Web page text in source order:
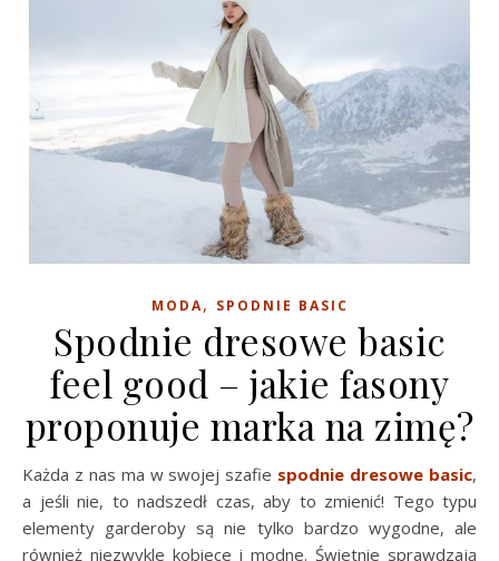
MODA, SPODNIE BASIC
Spodnie dresowe basic
feel good – jakie fasony
proponuje marka na zimę?
Każda z nas ma w swojej szafie spodnie dresowe basic,
a jeśli nie, to nadszedł czas, aby to zmienić! Tego typu
elementy garderoby są nie tylko bardzo wygodne, ale
również niezwykle kobiece i modne. Świetnie sprawdzają